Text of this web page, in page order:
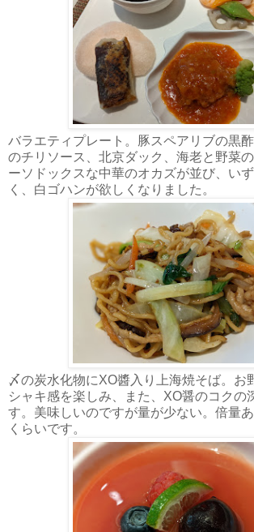
バラエティプレート。豚スペアリブの黒
のチリソース、北京ダック、海老と野菜
ーソドックスな中華のオカズが並び、い
く、白ゴハンが欲しくなりました。
〆の炭水化物にXO醬入り上海焼そば。お
シャキ感を楽しみ、また、XO醤のコクの
す。美味しいのですが量が少ない。倍量
くらいです。